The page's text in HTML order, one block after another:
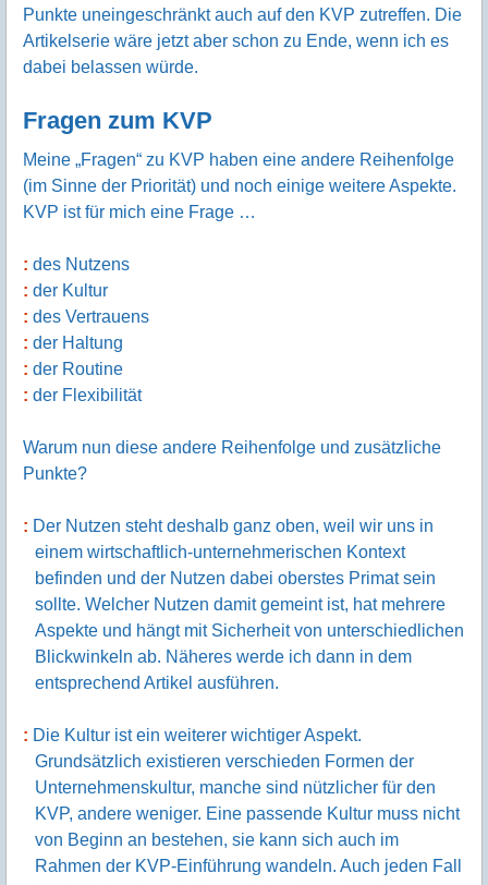
Punkte uneingeschränkt auch auf den KVP zutreffen. Die
Artikelserie wäre jetzt aber schon zu Ende, wenn ich es
dabei belassen würde.
Fragen zum KVP
Meine „Fragen“ zu KVP haben eine andere Reihenfolge
(im Sinne der Priorität) und noch einige weitere Aspekte.
KVP ist für mich eine Frage …
des Nutzens
der Kultur
des Vertrauens
der Haltung
der Routine
der Flexibilität
Warum nun diese andere Reihenfolge und zusätzliche
Punkte?
Der Nutzen steht deshalb ganz oben, weil wir uns in
einem wirtschaftlich-unternehmerischen Kontext
befinden und der Nutzen dabei oberstes Primat sein
sollte. Welcher Nutzen damit gemeint ist, hat mehrere
Aspekte und hängt mit Sicherheit von unterschiedlichen
Blickwinkeln ab. Näheres werde ich dann in dem
entsprechend Artikel ausführen.
Die Kultur ist ein weiterer wichtiger Aspekt.
Grundsätzlich existieren verschieden Formen der
Unternehmenskultur, manche sind nützlicher für den
KVP, andere weniger. Eine passende Kultur muss nicht
von Beginn an bestehen, sie kann sich auch im
Rahmen der KVP-Einführung wandeln. Auch jeden Fall